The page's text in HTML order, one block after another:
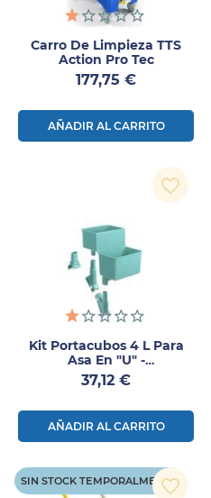
Carro De Limpieza TTS
Action Pro Tec
Precio
177,75 €
AÑADIR AL CARRITO
Kit Portacubos 4 L Para
Asa En "U" -
Complemento Para Carro
TTS Nick Star 25
Precio
37,12 €
AÑADIR AL CARRITO
favorite_border
SIN STOCK TEMPORALMENTE
favorite_border